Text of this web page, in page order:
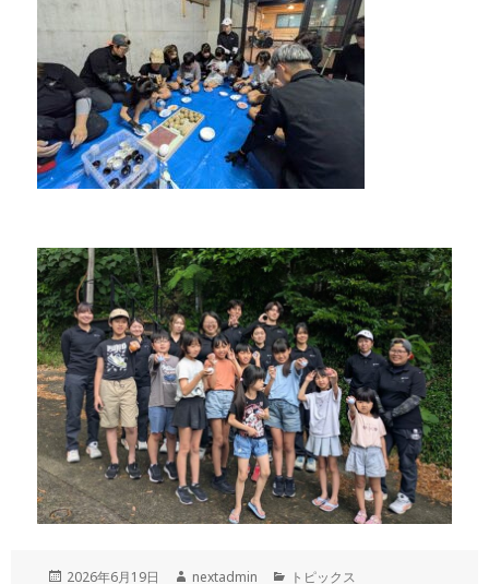
投
2026年6月19日 作
nextadmin カ
トピックス